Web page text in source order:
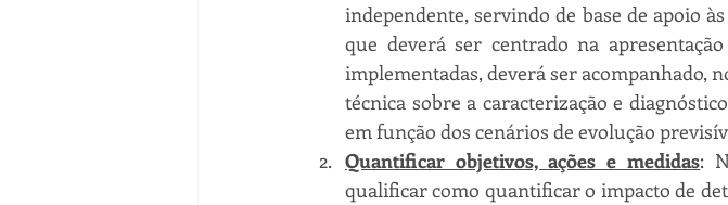
independente, servindo de base de apoio
que deverá ser centrado na
implementadas, deverá ser acompanhado,
técnica sobre a caracterização e
em função dos cenários de evolução
Quantificar objetivos, ações e medidas:
qualificar como quantificar o impacto de